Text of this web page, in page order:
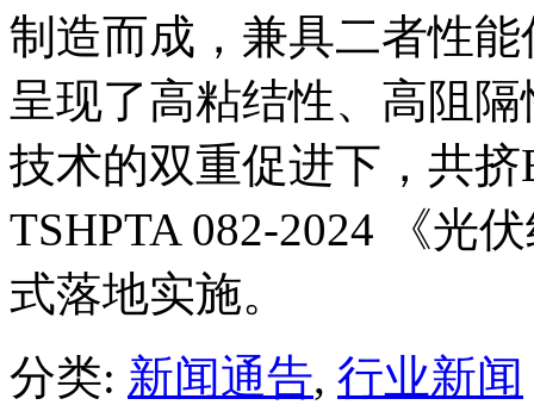
制造而成，兼具二者性
呈现了高粘结性、高阻
技术的双重促进下，共
TSHPTA 082-2024 《光
式落地实施。
分类: 新闻通告, 行业新闻